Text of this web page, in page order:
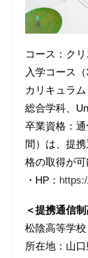
コース：ク
入学コース（
カリキュラ
総合学科、
卒業資格：
間）は、提
格の取得が
・HP：
＜提携通信
松陰高等学校
所在地：山